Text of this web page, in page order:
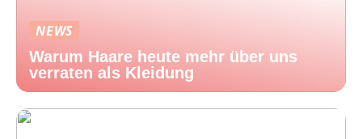
NEWS
Warum Haare heute mehr über uns
verraten als Kleidung